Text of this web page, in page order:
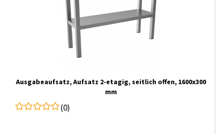
Ausgabeaufsatz, Aufsatz 2-etagig, seitlich offen, 1600x300
mm
(0)